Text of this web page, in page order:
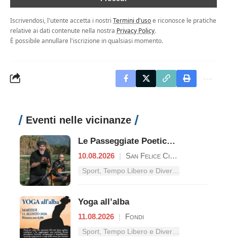
Iscrivendosi, l'utente accetta i nostri Termini d'usoe riconosce le pratiche
relative ai dati contenute nella nostra Privacy Policy.
È possibile annullare l'iscrizione in qualsiasi momento.
Eventi nelle vicinanze
Le Passeggiate Poetiche nel Parco Nazionale del Circeo
10.08.2026 | San Felice Circeo
Yoga all’alba
11.08.2026 | Fondi